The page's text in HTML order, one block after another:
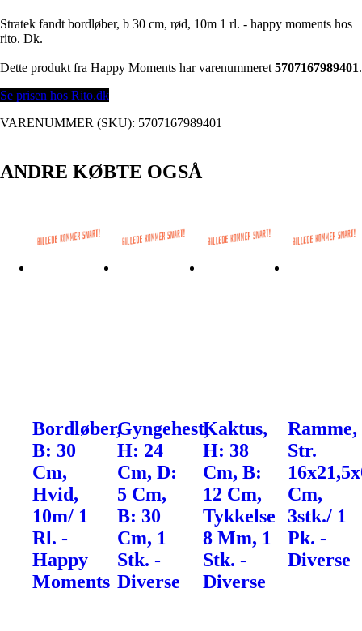
Stratek fandt bordløber, b 30 cm, rød, 10m 1 rl. - happy moments hos
rito. Dk.
Dette produkt fra Happy Moments har varenummeret 5707167989401.
Se prisen hos Rito.dk
VARENUMMER (SKU): 5707167989401
ANDRE KØBTE OGSÅ
Bordløber,
B: 30
Cm,
Hvid,
10m/ 1
Rl. -
Happy
Moments
Gyngehest,
H: 24
Cm, D:
5 Cm,
B: 30
Cm, 1
Stk. -
Diverse
Kaktus,
H: 38
Cm, B:
12 Cm,
Tykkelse
8 Mm, 1
Stk. -
Diverse
Ramme,
Str.
Cm,
3stk./ 1
Pk. -
Diverse